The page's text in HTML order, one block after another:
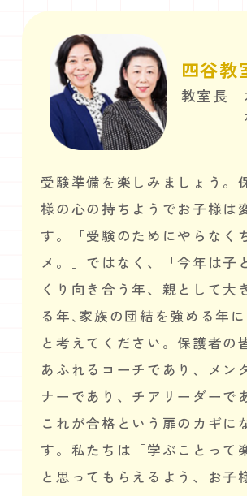
四谷教
教室長
松
受験準備を楽しみましょう。
様の心の持ちようでお子様は
す。「受験のためにやらなく
メ。」ではなく、「今年は子
くり向き合う年、親として大
る年､家族の団結を強める年に
と考えてください。保護者の
あふれるコーチであり、メン
ナーであり、チアリーダーで
これが合格という扉のカギに
す。私たちは「学ぶことって
と思ってもらえるよう、お子